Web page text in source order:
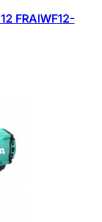
FRAIWF12-